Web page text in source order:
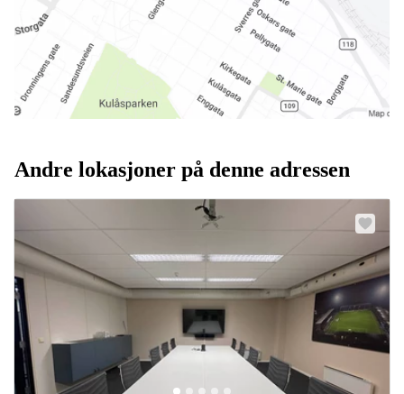
Andre lokasjoner på denne adressen